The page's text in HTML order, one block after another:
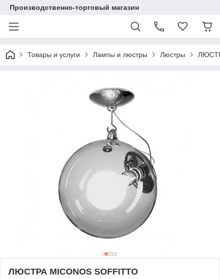
Производственно-торговый магазин
Товары и услуги Лампы и люстры Люстры
ЛЮСТРА MICONOS SOFFITTO